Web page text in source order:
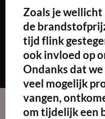
Zoals je
de
tijd flink
ook invloed op
Ondanks dat
veel mogelijk
vangen,
om tijdelijk een